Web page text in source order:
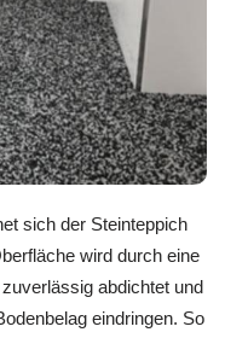
sich der Steinteppich
wird durch eine
abdichtet und
eindringen. So